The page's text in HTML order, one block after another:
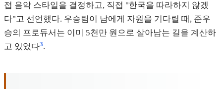
접 음악 스타일을 결정하고, 직접 "한국을 따라하지 않겠
다"고 선언했다. 우승팀이 남에게 자원을 기다릴 때, 준우
승의 프로듀서는 이미 5천만 원으로 살아남는 길을 계산하
고 있었다3.